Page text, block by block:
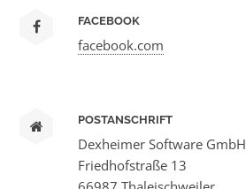
FACEBOOK
facebook.com
POSTANSCHRIFT
Dexheimer Software GmbH
Friedhofstraße 13